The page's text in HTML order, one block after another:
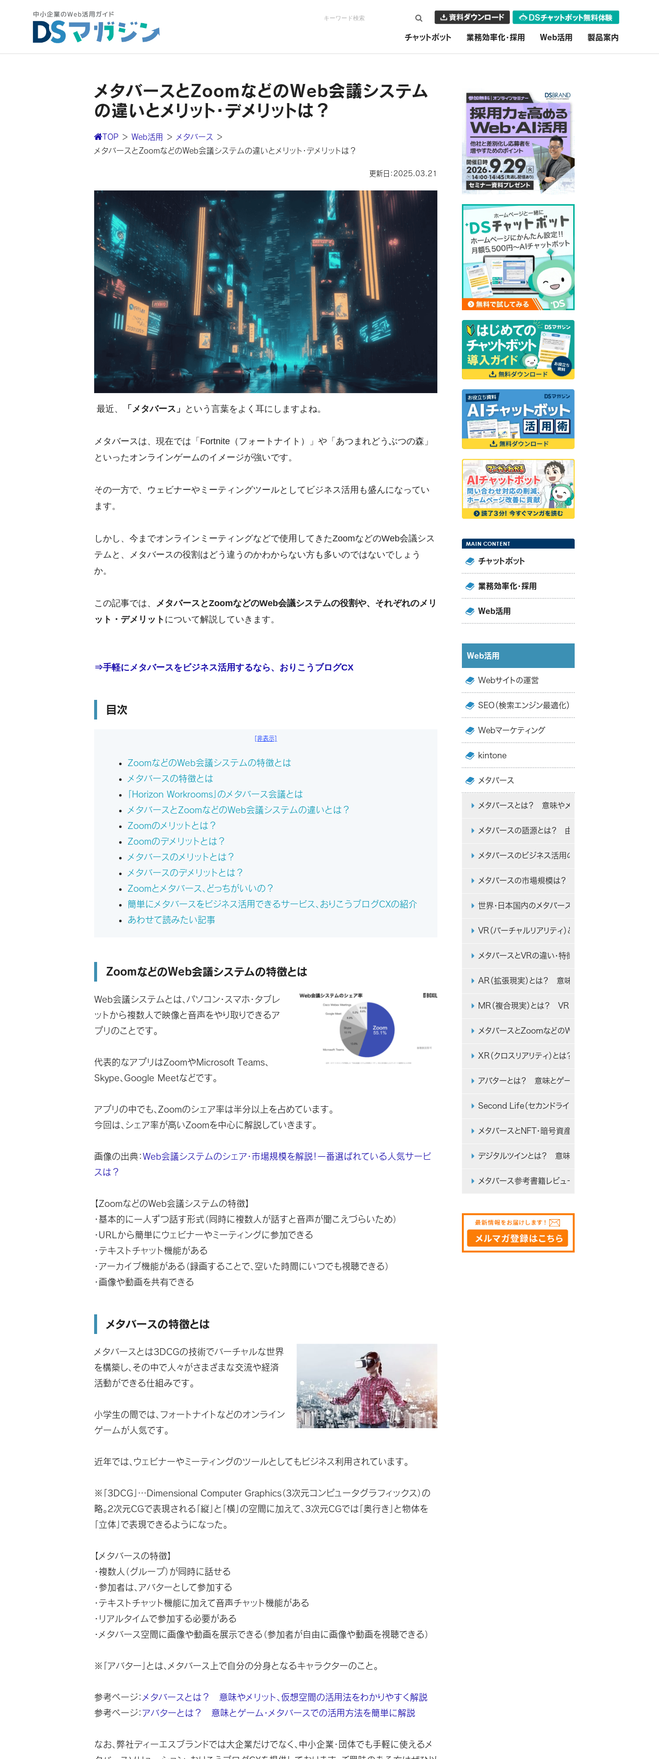
チャットボット 業務効率化・採用 Web活用 製品案内
検索
メタバースとZoomなどのWeb会議システム
の違いとメリット・デメリットは？
TOP ＞ Web活用 ＞ メタバース
＞
メタバースとZoomなどのWeb会議システムの違いとメリット・デメリットは？
更新日：2025.03.21
最近、 「メタバース」 という言葉をよく耳にしますよね。
メタバースは、現在では「Fortnite（フォートナイト）」や「あつまれどうぶつの森」
といったオンラインゲームのイメージが強いです。
その一方で、ウェビナーやミーティングツールとしてビジネス活用も盛んになってい
ます。
しかし、今までオンラインミーティングなどで使用してきたZoomなどのWeb会議シス
テムと、メタバースの役割はどう違うのかわからない方も多いのではないでしょう
か。
この記事では、 メタバースとZoomなどのWeb会議システムの役割や、それぞれのメリ
ット・デメリット について解説していきます。
⇒手軽にメタバースをビジネス活用するなら、おりこうブログCX
目次
[非表示]
ZoomなどのWeb会議システムの特徴とは
メタバースの特徴とは
「Horizon Workrooms」のメタバース会議とは
メタバースとZoomなどのWeb会議システムの違いとは？
Zoomのメリットとは？
Zoomのデメリットとは？
メタバースのメリットとは？
メタバースのデメリットとは？
Zoomとメタバース、どっちがいいの？
簡単にメタバースをビジネス活用できるサービス、おりこうブログCXの紹介
あわせて読みたい記事
ZoomなどのWeb会議システムの特徴とは
Web会議システムとは、 パソコン・スマホ・タブレ
ットから複数人で映像と音声をやり取りできるア
プリのことです。
代表的なアプリはZoomやMicrosoft Teams、
Skype、Google Meetなどです。
アプリの中でも、 Zoomのシェア率は半分以上 を占めています。
今回は、シェア率が高いZoomを中心に解説していきます。
画像の出典：Web会議システムのシェア・市場規模を解説！一番選ばれている人気サービ
スは？
【ZoomなどのWeb会議システムの特徴】
・基本的に一人ずつ話す形式（同時に複数人が話すと音声が聞こえづらいため）
・URLから簡単にウェビナーやミーティングに参加できる
・テキストチャット機能がある
・アーカイブ機能がある（録画することで、空いた時間にいつでも視聴できる）
・画像や動画を共有できる
メタバースの特徴とは
メタバースとは3DCGの技術でバーチャルな世界
を構築し、その中で人々がさまざまな交流や経済
活動ができる仕組みです。
小学生の間では、フォートナイトなどのオンライン
ゲームが人気です。
近年では、ウェビナーやミーティングのツールとしてもビジネス利用されています。
※「3DCG」…Dimensional Computer Graphics（3次元コンピュータグラフィックス）の
略。2次元CGで表現される「縦」と「横」の空間に加えて、3次元CGでは「奥行き」と物体を
「立体」で表現できるようになった。
【メタバースの特徴】
・複数人（グループ）が同時に話せる
・参加者は、アバターとして参加する
・テキストチャット機能に加えて音声チャット機能がある
・リアルタイムで参加する必要がある
・メタバース空間に画像や動画を展示できる（参加者が自由に画像や動画を視聴できる）
※「アバター」とは、メタバース上で自分の分身となるキャラクターのこと。
参考ページ： メタバースとは？ 意味やメリット、仮想空間の活用法をわかりやすく解説
参考ページ： アバターとは？ 意味とゲーム・メタバースでの活用方法を簡単に解説
なお、弊社ディーエスブランドでは大企業だけでなく、中小企業・団体でも手軽に使えるメ
チャットボット
業務効率化・採用
Web活用
Web活用
Webサイトの運営
SEO（検索エンジン最適化）
Webマーケティング
kintone
メタバース
メタバースとは？ 意味やメリット、仮想空間の活用法
メタバースの語源とは？ 由来と活用例を簡単に解説
メタバースのビジネス活用のメリットと方法・事例を
メタバースの市場規模は？ 2030年の日本・世界市
世界・日本国内のメタバース開発・制作・関連企業の
VR（バーチャルリアリティ）とは？ 意味や仕組み、ビ
メタバースとVRの違い・特徴・メリット・ビジネスでの
AR（拡張現実）とは？ 意味やVRとの違い、ビジネス
MR（複合現実）とは？ VR・ARとの違いやビジネス
メタバースとZoomなどのWeb会議システムの違いとメ
XR（クロスリアリティ）とは？ VR・AR・MRとの違い
アバターとは？ 意味とゲーム・メタバースでの活用
Second Life（セカンドライフ）とは？ メタバースと
メタバースとNFT・暗号資産（仮想通貨）・Web3の関
デジタルツインとは？ 意味やメタバースとの違いを
メタバース参考書籍レビュー